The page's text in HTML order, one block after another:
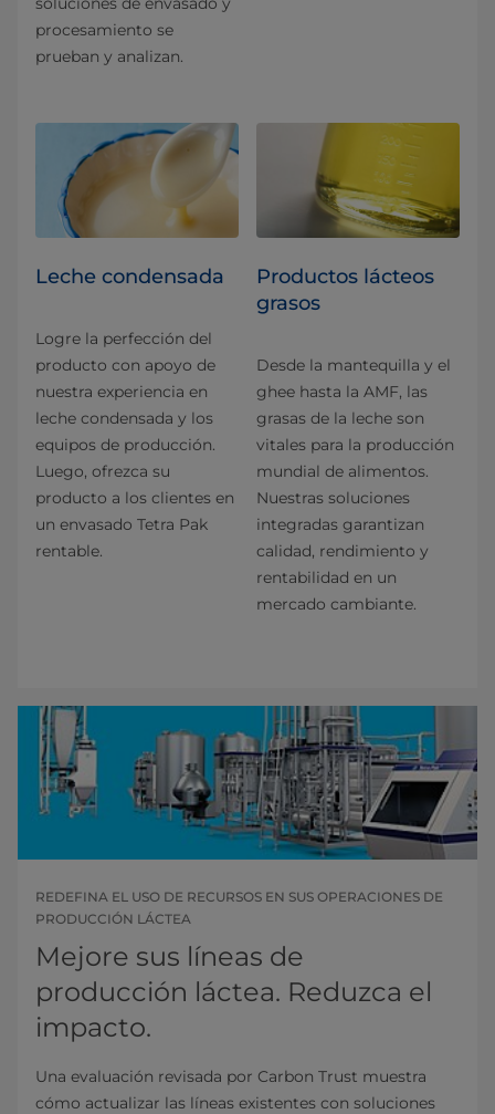
procesamiento se
prueban y analizan.
Leche condensada
Logre la perfección del
producto con apoyo de
nuestra experiencia en
leche condensada y los
equipos de producción.
Luego, ofrezca su
producto a los clientes en
un envasado Tetra Pak
rentable.
Productos lácteos
grasos
Desde la mantequilla y el
ghee hasta la AMF, las
grasas de la leche son
vitales para la producción
mundial de alimentos.
Nuestras soluciones
integradas garantizan
calidad, rendimiento y
rentabilidad en un
mercado cambiante.
REDEFINA EL USO DE RECURSOS EN SUS OPERACIONES DE
PRODUCCIÓN LÁCTEA
Mejore sus líneas de
producción láctea. Reduzca el
impacto.
Una evaluación revisada por Carbon Trust muestra
cómo actualizar las líneas existentes con soluciones